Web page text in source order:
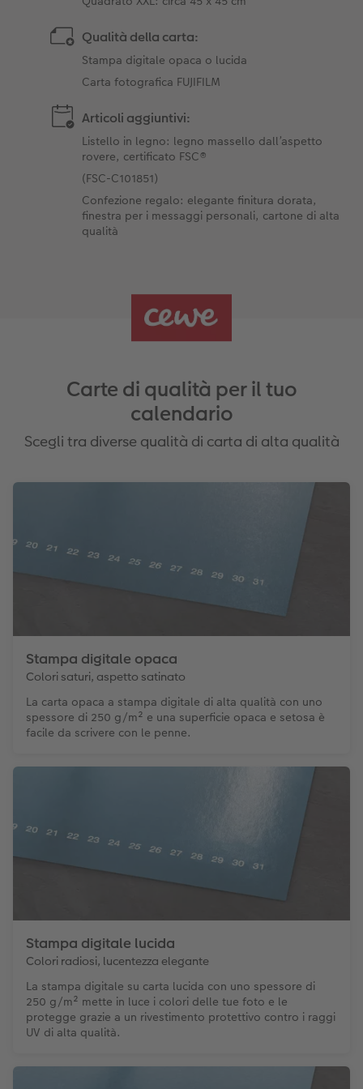
Qualità della carta:
Stampa digitale opaca o lucida
Carta fotografica FUJIFILM
Articoli aggiuntivi:
Listello in legno: legno massello dall’aspetto
rovere, certificato FSC®
(FSC-C101851)
Confezione regalo: elegante finitura dorata,
finestra per i messaggi personali, cartone di alta
qualità
Carte di qualità per il tuo
calendario
Scegli tra diverse qualità di carta di alta qualità
Stampa digitale opaca
Colori saturi, aspetto satinato
La carta opaca a stampa digitale di alta qualità con uno
spessore di 250 g/m² e una superficie opaca e setosa è
facile da scrivere con le penne.
Stampa digitale lucida
Colori radiosi, lucentezza elegante
La stampa digitale su carta lucida con uno spessore di
250 g/m² mette in luce i colori delle tue foto e le
protegge grazie a un rivestimento protettivo contro i raggi
UV di alta qualità.